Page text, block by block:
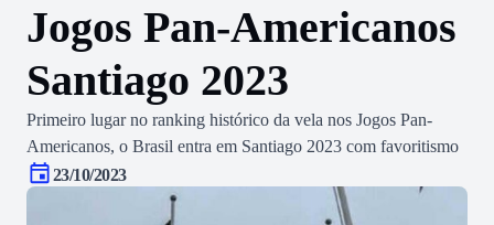
Jogos Pan-Americanos
Santiago 2023
Primeiro lugar no ranking histórico da vela nos Jogos Pan-
Americanos, o Brasil entra em Santiago 2023 com favoritismo
23/10/2023